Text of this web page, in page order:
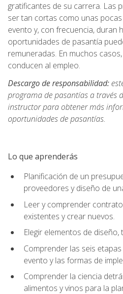
gratificantes de su carrera. Las
ser tan cortas como unas
evento y, con frecuencia, duran
oportunidades de pasantía
remuneradas. En muchos
conducen al empleo.
Descargo de responsabilidad:
programa de pasantías a través
instructor para obtener más
oportunidades de pasantías.
Lo que aprenderás
Planificación de un
proveedores y diseño de
Leer y comprender
existentes y crear nuevos.
Elegir elementos de diseño,
Comprender las seis
evento y las formas de
Comprender la ciencia
alimentos y vinos para la